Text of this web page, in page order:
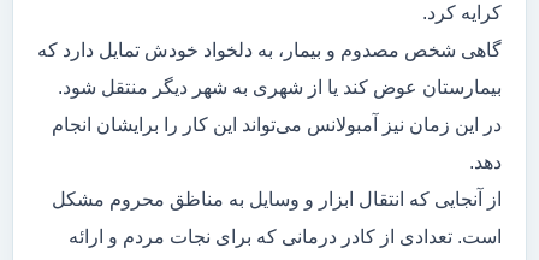
کرایه کرد.
گاهی شخص مصدوم و بیمار، به دلخواد خودش تمایل دارد که
بیمارستان عوض کند یا از شهری به شهر دیگر منتقل شود.
در این زمان نیز آمبولانس می‌تواند این کار را برایشان انجام
دهد.
از آنجایی که انتقال ابزار و وسایل به مناظق محروم مشکل
است. تعدادی از کادر درمانی که برای نجات مردم و ارائه